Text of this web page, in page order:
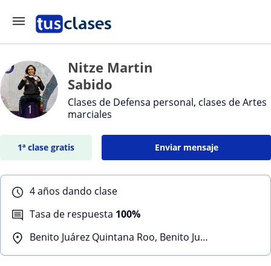
Nitze Martin
Sabido
Clases de Defensa personal, clases de Artes
marciales
1ª clase gratis Enviar mensaje
4 años dando clase
Tasa de respuesta 100%
Benito Juárez Quintana Roo, Benito Juárez (Quintana Roo), Isla Mujeres, Puerto Morelos